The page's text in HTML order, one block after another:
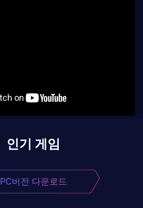
인기 게임
PC버전 다운로드